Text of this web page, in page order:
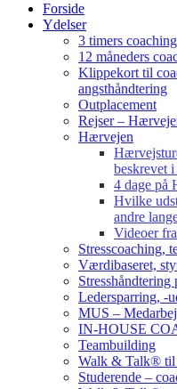
Forside
Ydelser
3 timers
12 måneders
Klippekort til
angsthåndtering
Outplacement
Rejser –
Hærvejen
beskrevet
4 dage på
Hvilke
andre
Videoer
Stresscoaching,
Værdibaseret,
Stresshåndtering
Ledersparring, -
MUS –
IN-HOUSE
Teambuilding
Walk & Talk® til
Studerende –